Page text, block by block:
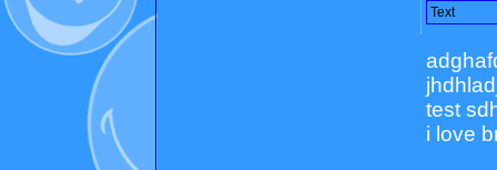
Text
test
i love